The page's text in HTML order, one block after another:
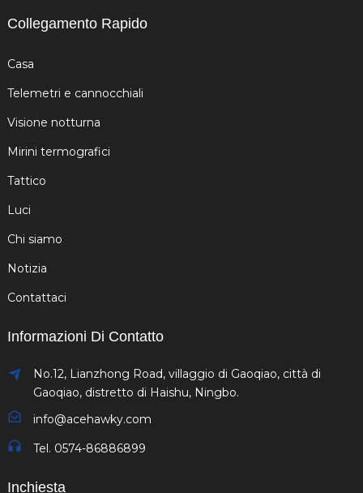
Collegamento Rapido
Casa
Telemetri e cannocchiali
Visione notturna
Mirini termografici
Tattico
Luci
Chi siamo
Notizia
Contattaci
Informazioni Di Contatto
No.12, Lianzhong Road, villaggio di Gaoqiao, città di
Gaoqiao, distretto di Haishu, Ningbo.
info@acehawky.com
Tel. 0574-86886899
Inchiesta